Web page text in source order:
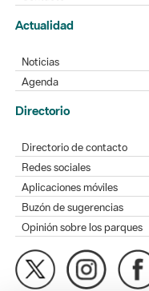
Actualidad
Noticias
Agenda
Directorio
Directorio de contacto
Redes sociales
Aplicaciones móviles
Buzón de sugerencias
Opinión sobre los parques